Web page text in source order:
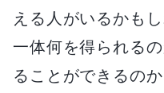
える人がいるかも
一体何を得られる
ることができるの